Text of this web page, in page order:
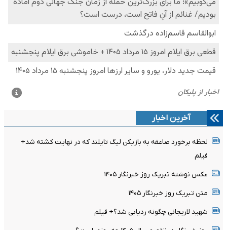
آخرین اخبار
لحظه برخورد صاعقه به بازیکن لیگ تایلند که در نهایت کشته شد+
فیلم
عکس نوشته تبریک روز خبرنگار ۱۴۰۵
متن تبریک روز خبرنگار ۱۴۰۵
شهید لاریجانی چگونه ردیابی شد؟+ فیلم